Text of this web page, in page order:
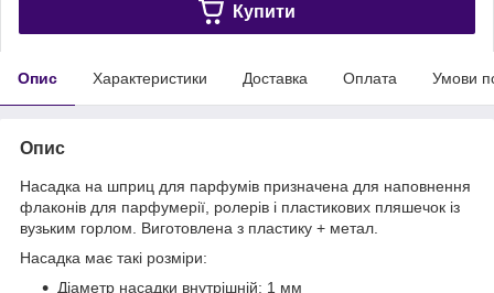
Купити
Опис Характеристики Доставка Оплата Умови
Опис
Насадка на шприц для парфумів призначена для наповнення
флаконів для парфумерії, ролерів і пластикових пляшечок із
вузьким горлом. Виготовлена з пластику + метал.
Насадка має такі розміри:
Діаметр насадки внутрішній: 1 мм